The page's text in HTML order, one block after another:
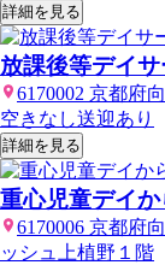
詳細を見る
放課後等デイ
6170002 京都府
空きなし送迎あり
詳細を見る
重心児童デイ
6170006 京都府
ッシュ上植野１階